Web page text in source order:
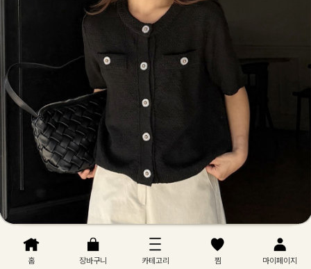
홈 장바구니 카테고리 찜 마이페이지